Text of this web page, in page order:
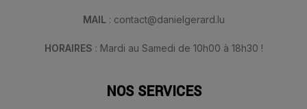
MAIL : contact@danielgerard.lu
HORAIRES : Mardi au Samedi de 10h00 à 18h30 !
NOS SERVICES